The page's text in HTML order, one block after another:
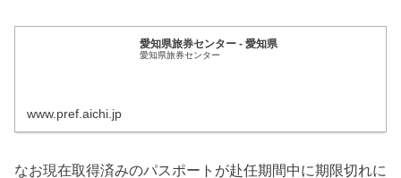
愛知県旅券センター - 愛知県
愛知県旅券センター
www.pref.aichi.jp
なお現在取得済みのパスポートが赴任期間中に期限切れに